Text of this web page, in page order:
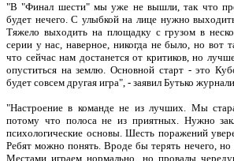
"В "Финал шести" мы уже не вышли, так что
будет нечего. С улыбкой на лице нужно
Тяжело выходить на площадку с грузом в
серии у нас, наверное, никогда не было, но вот
что сейчас нам достанется от критиков, но
опуститься на землю. Основной старт - это
будет совсем другая игра", - заявил Бутько
"Настроение в команде не из лучших. Мы
потому что полоса не из приятных. Нужно
психологические основы. Шесть поражений
Ребят можно понять. Вроде бы терять нечего, но
Местами играем нормально, но провалы